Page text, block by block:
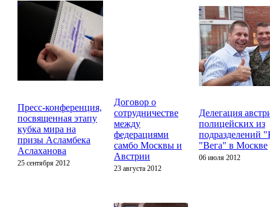
Пресс-конференция,
посвященная этапу
кубка мира на
призы Асламбека
Аслаханова
25 сентября 2012
Договор о
сотрудничестве
между
федерациями
самбо Москвы и
Австрии
23 августа 2012
Делегация
полицейских из
подразделений
"Вега" в Москве
06 июля 2012